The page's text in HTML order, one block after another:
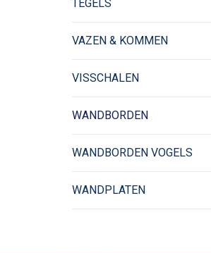
TEGELS
VAZEN & KOMMEN
VISSCHALEN
WANDBORDEN
WANDBORDEN VOGELS
WANDPLATEN